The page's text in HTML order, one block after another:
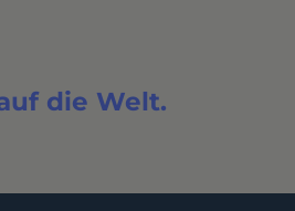
die Welt.